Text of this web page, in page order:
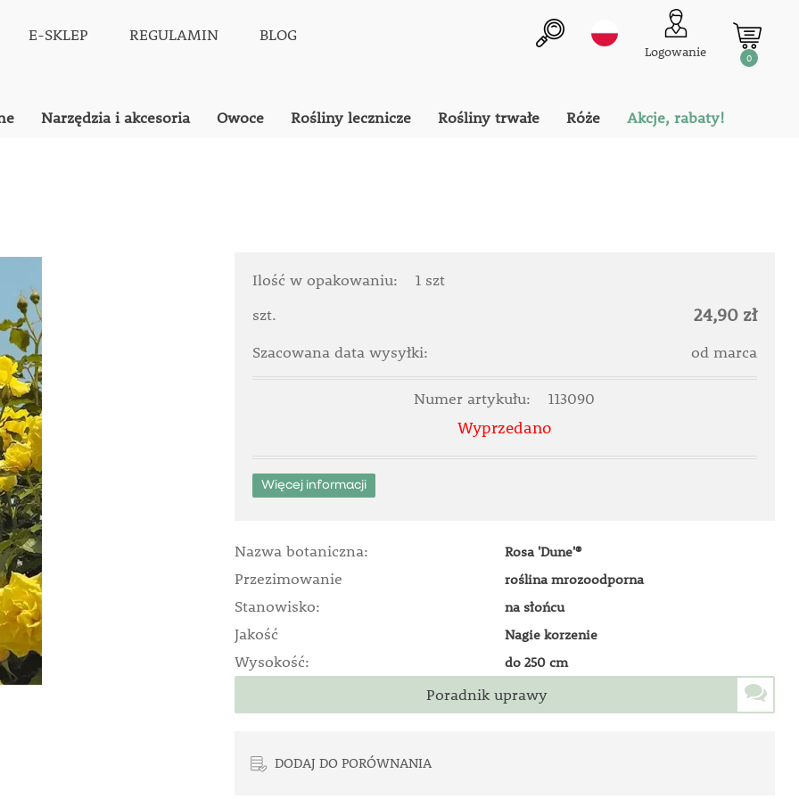
E-SKLEP REGULAMIN BLOG
Logowanie 0
Narzędzia i akcesoria Owoce Rośliny lecznicze Rośliny trwałe Róże Akcje, rabaty!
Ilość w opakowaniu:
1 szt
szt.
24,90 zł
Szacowana data wysyłki: od marca
Numer artykułu: 113090
Wyprzedano
Więcej informacji
Nazwa botaniczna: Rosa 'Dune'®
Przezimowanie roślina mrozoodporna
Stanowisko: na słońcu
Jakość Nagie korzenie
Wysokość: do 250 cm
Poradnik uprawy
DODAJ DO PORÓWNANIA